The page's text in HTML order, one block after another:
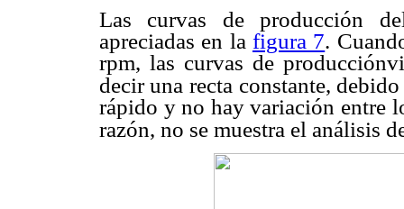
Las curvas de producción
apreciadas en la figura 7.
rpm, las curvas de
decir una recta constante,
rápido y no hay variación entre
razón, no se muestra el análisis